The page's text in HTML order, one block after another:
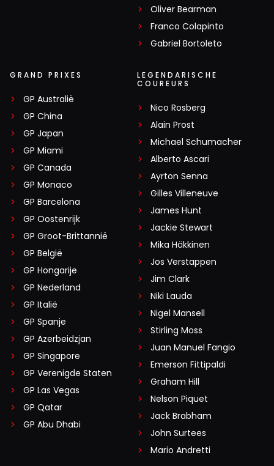
Oliver Bearman
Franco Colapinto
Gabriel Bortoleto
GRAND PRIXES
GP Australië
GP China
GP Japan
GP Miami
GP Canada
GP Monaco
GP Barcelona
GP Oostenrijk
GP Groot-Brittannië
GP België
GP Hongarije
GP Nederland
GP Italië
GP Spanje
GP Azerbeidzjan
GP Singapore
GP Verenigde Staten
GP Las Vegas
GP Qatar
GP Abu Dhabi
LEGENDARISCHE
COUREURS
Nico Rosberg
Alain Prost
Michael Schumacher
Alberto Ascari
Ayrton Senna
Gilles Villeneuve
James Hunt
Jackie Stewart
Mika Häkkinen
Jos Verstappen
Jim Clark
Niki Lauda
Nigel Mansell
Stirling Moss
Juan Manuel Fangio
Emerson Fittipaldi
Graham Hill
Nelson Piquet
Jack Brabham
John Surtees
Mario Andretti